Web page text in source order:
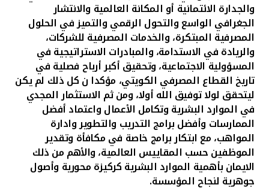
والجدارة الائتمانية أو المكانة العالمية والانتشار
الجغرافي الواسع والتحول الرقمي والتميز في الحلول
المصرفية المبتكرة، والخدمات المصرفية للشركات،
والريادة في الاستدامة، والمبادرات الاستراتيجية في
المسؤولية الاجتماعية، وتحقيق أكبر أرباح فصلية في
تاريخ القطاع المصرفي الكويتي، مؤكدا ن كل ذلك لم يكن
ليتحقق لولاتوفيق الله أولا، ومن ثم الاستثمار المجدي
في الموارد البشرية وتكامل الأعمال واعتماد أفضل
الممارسات وأفضل برامج التدريب والتطوير وادارة
المواهب، مع ابتكار برامج خاصة في مكافأة وتقدير
الموظفين حسب المقاييس العالمية، والأهم من ذلك
الايمان بأهمية الموارد البشرية كركيزة محورية وأصول
جوهرية لنجاح المؤسسة.